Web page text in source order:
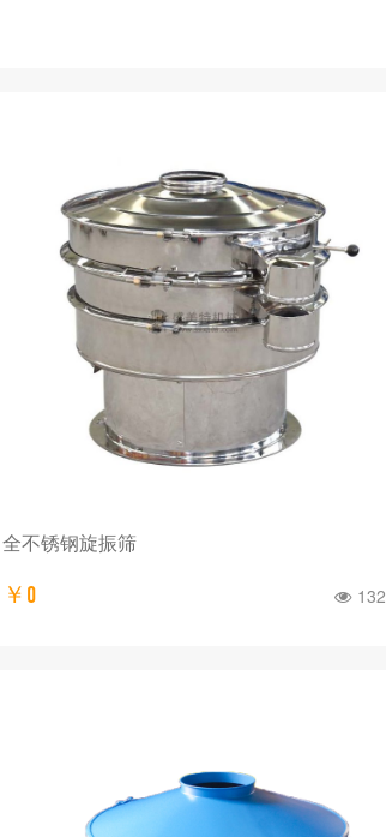
全不锈钢旋振筛
￥0 132